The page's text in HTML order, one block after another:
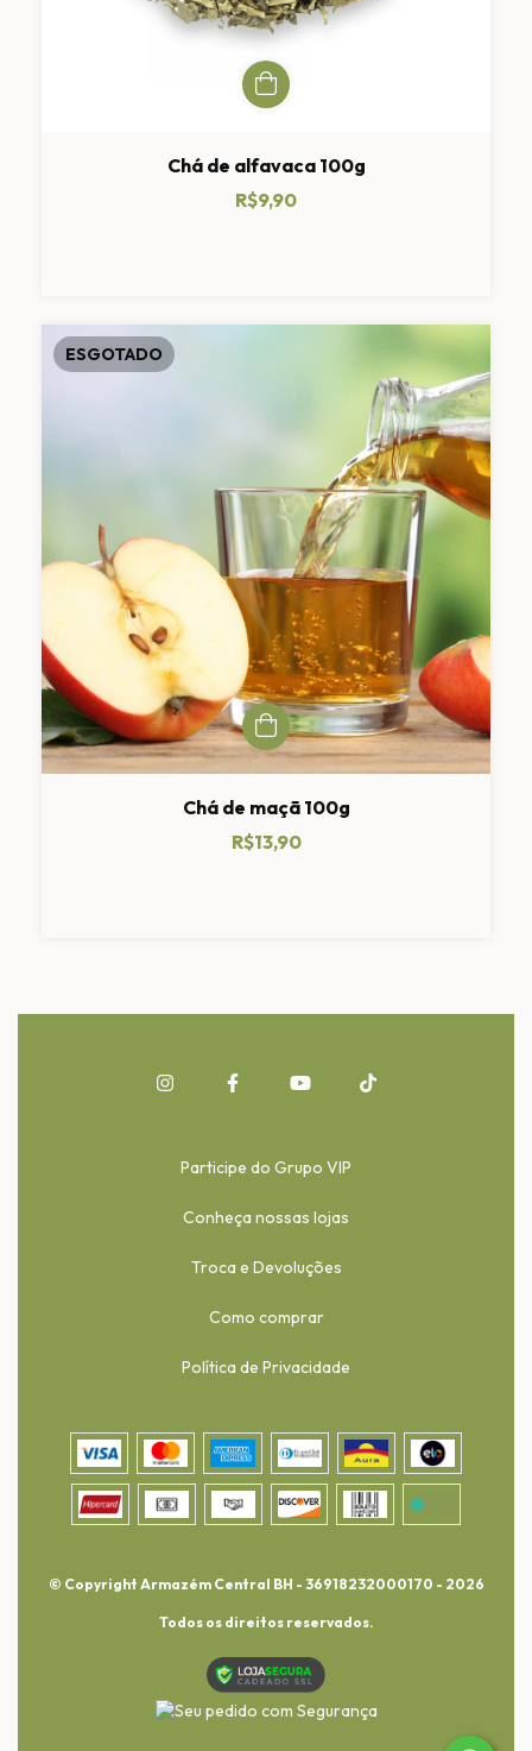
Chá de alfavaca 100g
R$9,90
ESGOTADO
Chá de maçã 100g
R$13,90
Participe do Grupo VIP
Conheça nossas lojas
Troca e Devoluções
Como comprar
Política de Privacidade
© Copyright Armazém Central BH - 36918232000170 - 2026
Todos os direitos reservados.